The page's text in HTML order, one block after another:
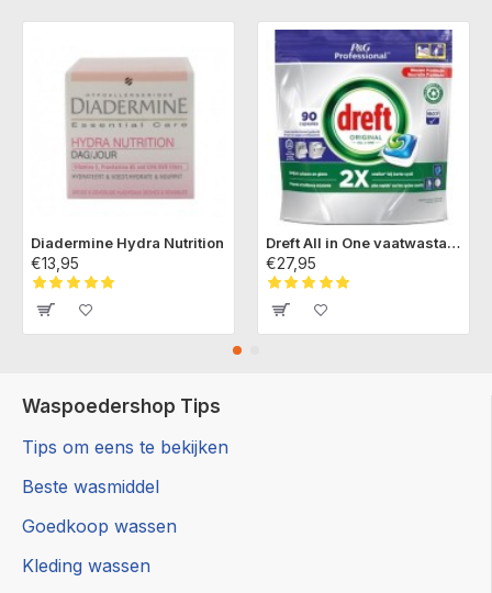
Diadermine Hydra Nutrition
€13,95
Dreft All in One vaatwastabs Originals
€27,95
Waspoedershop Tips
Tips om eens te bekijken
Beste wasmiddel
Goedkoop wassen
Kleding wassen